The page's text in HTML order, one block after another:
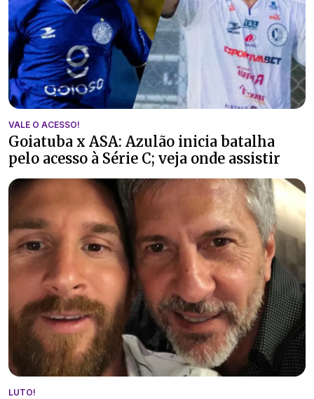
VALE O ACESSO!
Goiatuba x ASA: Azulão inicia batalha
pelo acesso à Série C; veja onde assistir
LUTO!